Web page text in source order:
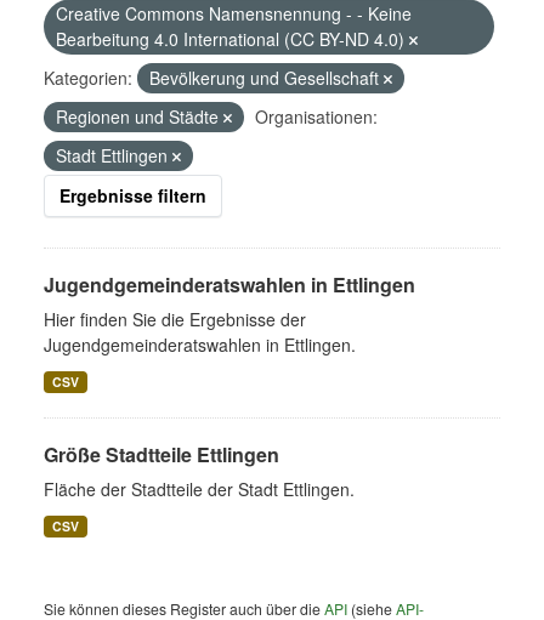
Creative Commons Namensnennung - - Keine
Bearbeitung 4.0 International (CC BY-ND 4.0)
Kategorien:
Bevölkerung und Gesellschaft
Regionen und Städte
Organisationen:
Stadt Ettlingen
Ergebnisse filtern
Jugendgemeinderatswahlen in Ettlingen
Hier finden Sie die Ergebnisse der
Jugendgemeinderatswahlen in Ettlingen.
CSV
Größe Stadtteile Ettlingen
Fläche der Stadtteile der Stadt Ettlingen.
CSV
Sie können dieses Register auch über dieAPI (sieheAPI-